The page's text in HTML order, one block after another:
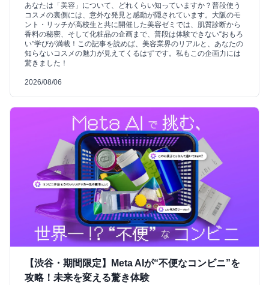
あなたは「美容」について、どれくらい知っていますか？普段使う
コスメの裏側には、意外な発見と感動が隠されています。大阪のモ
ント・リッチが高校生と共に開催した美容ゼミでは、肌質診断から
香料の秘密、そして化粧品の企画まで、普段は体験できない“おもろ
い”学びが満載！この記事を読めば、美容業界のリアルと、あなたの
知らないコスメの魅力が見えてくるはずです。私もこの企画力には
驚きました！
2026/08/06
【渋谷・期間限定】Meta AIが“不便なコンビニ”を
攻略！未来を変える驚き体験